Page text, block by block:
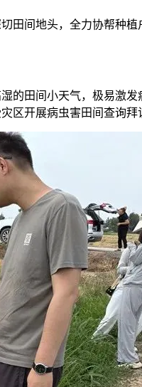
间地头，全力协帮种
田间小天气，极易激
开展病虫害田间查询拜